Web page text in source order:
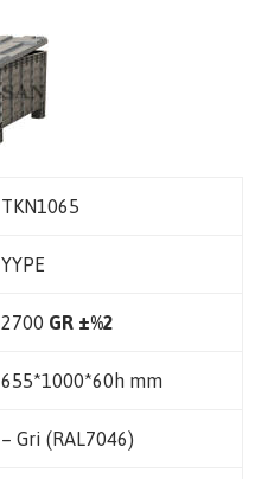
TKN1065
YYPE
2700 GR ±%2
655*1000*60h mm
– Gri (RAL7046)